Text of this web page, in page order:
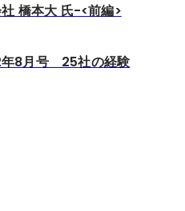
橋本大 氏-<前編>
年8月号 25社の経験